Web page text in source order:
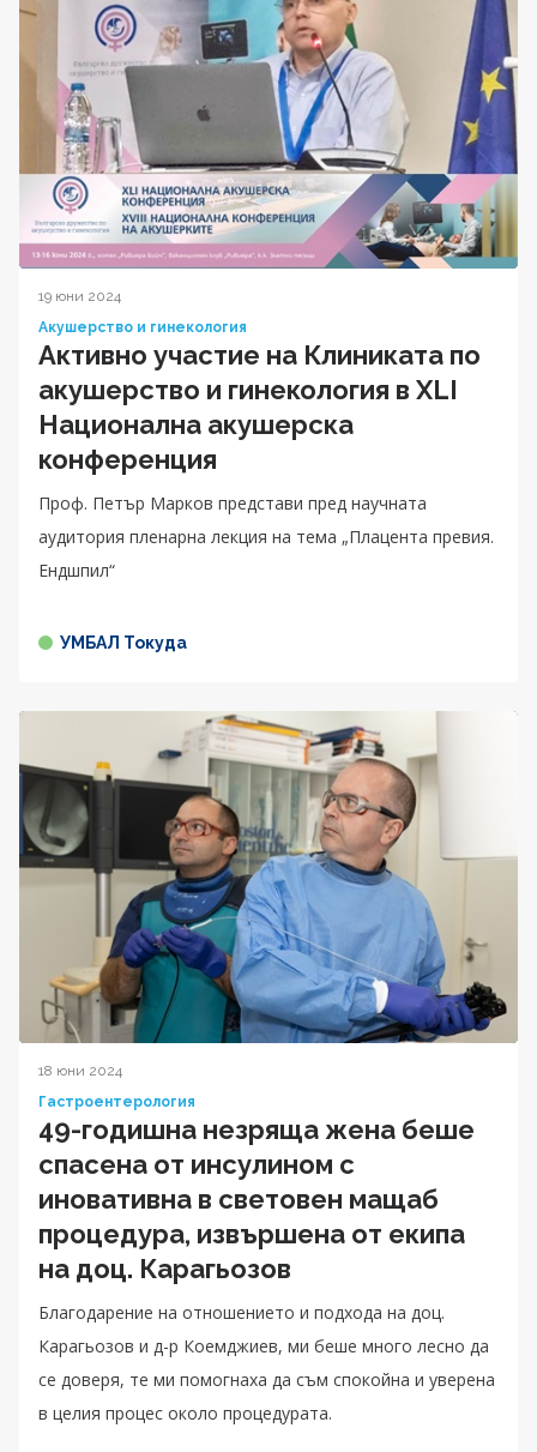
19 юни 2024
Акушерство и гинекология
Активно участие на Клиниката по
акушерство и гинекология в XLI
Национална акушерска
конференция
Проф. Петър Марков представи пред научната
аудитория пленарна лекция на тема „Плацента превия.
Ендшпил“
УМБАЛ Токуда
18 юни 2024
Гастроентерология
49-годишна незряща жена беше
спасена от инсулином с
иновативна в световен мащаб
процедура, извършена от екипа
на доц. Карагьозов
Благодарение на отношението и подхода на доц.
Карагьозов и д-р Коемджиев, ми беше много лесно да
се доверя, те ми помогнаха да съм спокойна и уверена
в целия процес около процедурата.